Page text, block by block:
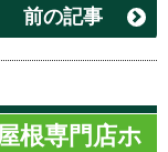
前の記事
根専門店ホ